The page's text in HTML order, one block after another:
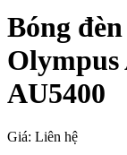
Bóng
Olympus
AU5400
Giá: Liên hệ